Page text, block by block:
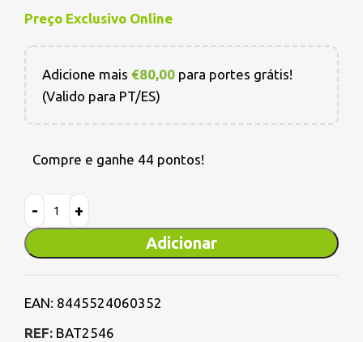
Preço Exclusivo Online
Adicione mais €80,00 para portes grátis!
(Valido para PT/ES)
Compre e ganhe 44 pontos!
Adicionar
EAN: 8445524060352
REF: BAT2546